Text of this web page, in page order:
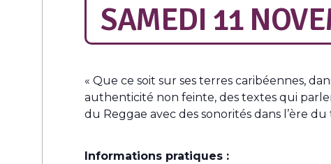
SAMEDI 11
« Que ce soit sur ses terres caribéennes,
authenticité non feinte, des textes qui
du Reggae avec des sonorités dans l’ère du
Informations pratiques :